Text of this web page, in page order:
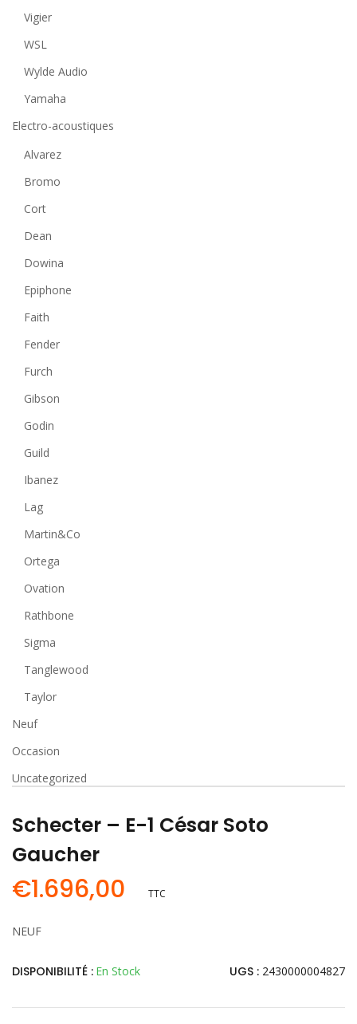
Vigier
WSL
Wylde Audio
Yamaha
Electro-acoustiques
Alvarez
Bromo
Cort
Dean
Dowina
Epiphone
Faith
Fender
Furch
Gibson
Godin
Guild
Ibanez
Lag
Martin&Co
Ortega
Ovation
Rathbone
Sigma
Tanglewood
Taylor
Neuf
Occasion
Uncategorized
Schecter – E-1 César Soto
Gaucher
€1.696,00 TTC
NEUF
DISPONIBILITÉ : En Stock UGS : 2430000004827